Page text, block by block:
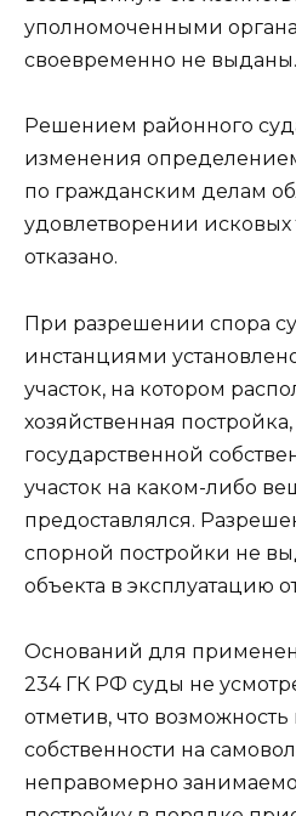
уполномоченными
своевременно не выданы.
Решением районного
изменения
по гражданским делам
удовлетворении
отказано.
При разрешении спора
инстанциями
участок, на котором
хозяйственная
государственной
участок на каком-либо
предоставлялся.
спорной постройки не
объекта в эксплуатацию
Оснований для
234 ГК РФ суды не
отметив, что
собственности на
неправомерно